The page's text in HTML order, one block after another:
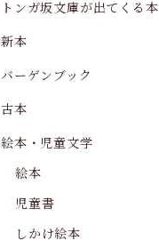
トンガ坂文庫が出てくる本
新本
バーゲンブック
古本
絵本・児童文学
絵本
児童書
しかけ絵本